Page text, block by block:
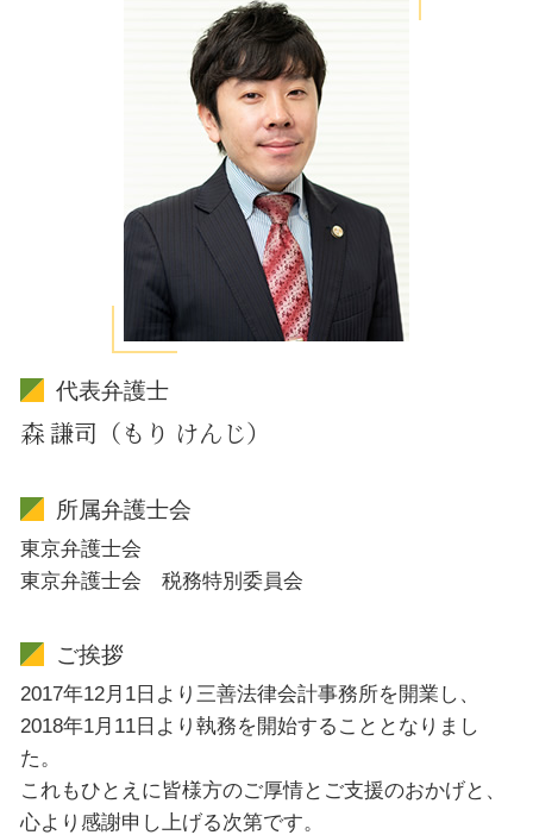
代表弁護士
森 謙司（もり けんじ）
所属弁護士会
東京弁護士会
東京弁護士会 税務特別委員会
ご挨拶
2017年12月1日より三善法律会計事務所を開業し、
2018年1月11日より執務を開始することとなりまし
た。
これもひとえに皆様方のご厚情とご支援のおかげと、
心より感謝申し上げる次第です。